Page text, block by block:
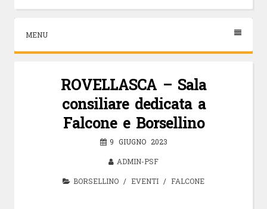
MENU
ROVELLASCA – Sala
consiliare dedicata a
Falcone e Borsellino
9 GIUGNO 2023
ADMIN-PSF
BORSELLINO / EVENTI / FALCONE